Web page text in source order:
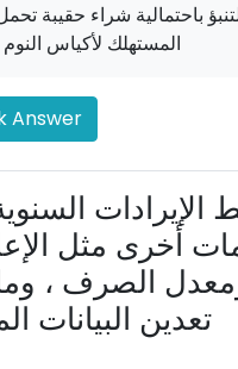
المستهلك لأكياس
Answer
أخرى مثل
الصرف ،
تعدين البيانات